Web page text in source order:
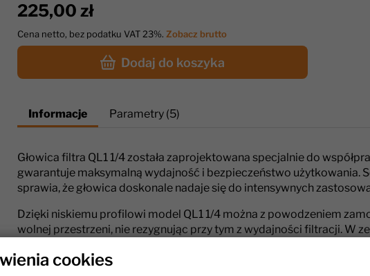
cookies
225,00 zł
Cena netto, bez podatku VAT 23%. Zobacz brutto
Dodaj do koszyka
Informacje Parametry (5)
Głowica filtra QL1 1/4 została zaprojektowana specjalnie do
gwarantuje maksymalną wydajność i bezpieczeństwo użytkowania.
sprawia, że głowica doskonale nadaje się do intensywnych
Dzięki niskiemu profilowi model QL1 1/4 można z powodzeniem
wolnej przestrzeni, nie rezygnując przy tym z wydajności filtracji. W
oraz śruby, co ułatwia szybki i bezproblemowy montaż. Wszystkie
rygorystyczne testy ekstrakcji NSF®, potwierdzające ich wysoką